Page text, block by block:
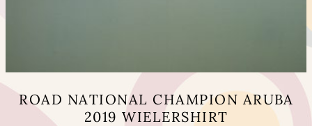
ROAD NATIONAL CHAMPION ARUBA
2019 WIELERSHIRT